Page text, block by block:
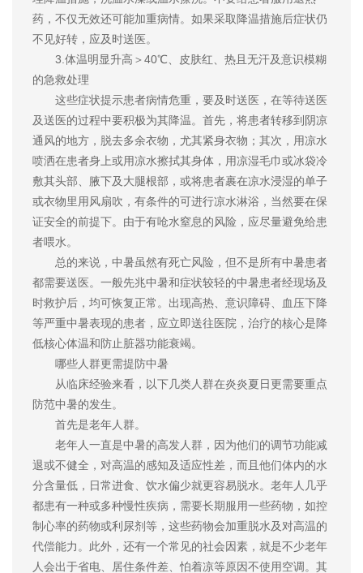
药，不仅无效还可能加重病情。如果采取降温措施后症状仍
不见好转，应及时送医。
3.体温明显升高＞40℃、皮肤红、热且无汗及意识模糊
的急救处理
这些症状提示患者病情危重，要及时送医，在等待送医
及送医的过程中要积极为其降温。首先，将患者转移到阴凉
通风的地方，脱去多余衣物，尤其紧身衣物；其次，用凉水
喷洒在患者身上或用凉水擦拭其身体，用凉湿毛巾或冰袋冷
敷其头部、腋下及大腿根部，或将患者裹在凉水浸湿的单子
或衣物里用风扇吹，有条件的可进行凉水淋浴，当然要在保
证安全的前提下。由于有呛水窒息的风险，应尽量避免给患
者喂水。
总的来说，中暑虽然有死亡风险，但不是所有中暑患者
都需要送医。一般先兆中暑和症状较轻的中暑患者经现场及
时救护后，均可恢复正常。出现高热、意识障碍、血压下降
等严重中暑表现的患者，应立即送往医院，治疗的核心是降
低核心体温和防止脏器功能衰竭。
哪些人群更需提防中暑
从临床经验来看，以下几类人群在炎炎夏日更需要重点
防范中暑的发生。
首先是老年人群。
老年人一直是中暑的高发人群，因为他们的调节功能减
退或不健全，对高温的感知及适应性差，而且他们体内的水
分含量低，日常进食、饮水偏少就更容易脱水。老年人几乎
都患有一种或多种慢性疾病，需要长期服用一些药物，如控
制心率的药物或利尿剂等，这些药物会加重脱水及对高温的
代偿能力。此外，还有一个常见的社会因素，就是不少老年
人会出于省电、居住条件差、怕着凉等原因不使用空调。其